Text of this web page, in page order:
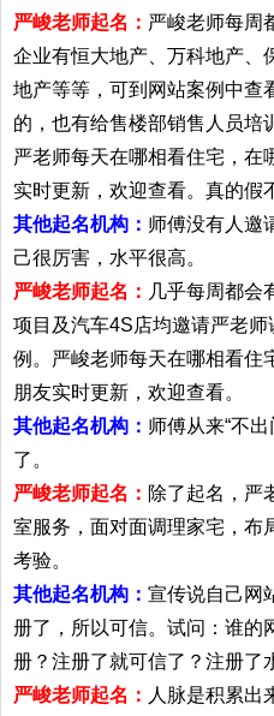
严峻老师起名： 严峻老师每周
企业有恒大地产、万科地产、
地产等等，可到网站案例中查
的，也有给售楼部销售人员培
严老师每天在哪相看住宅，在
实时更新，欢迎查看。真的假
其他起名机构： 师傅没有人邀
己很厉害，水平很高。
严峻老师起名： 几乎每周都会
项目及汽车4S店均邀请严老
例。严峻老师每天在哪相看住
朋友实时更新，欢迎查看。
其他起名机构： 师傅从来“不
了。
严峻老师起名： 除了起名，严
室服务，面对面调理家宅，布
考验。
其他起名机构： 宣传说自己网
册了，所以可信。试问：谁的
册？注册了就可信了？注册了
严峻老师起名： 人脉是积累出